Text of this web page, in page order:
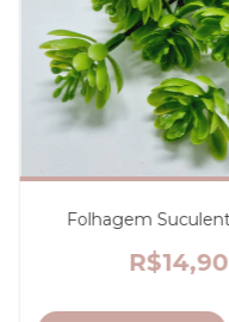
Folhagem
R$14,90